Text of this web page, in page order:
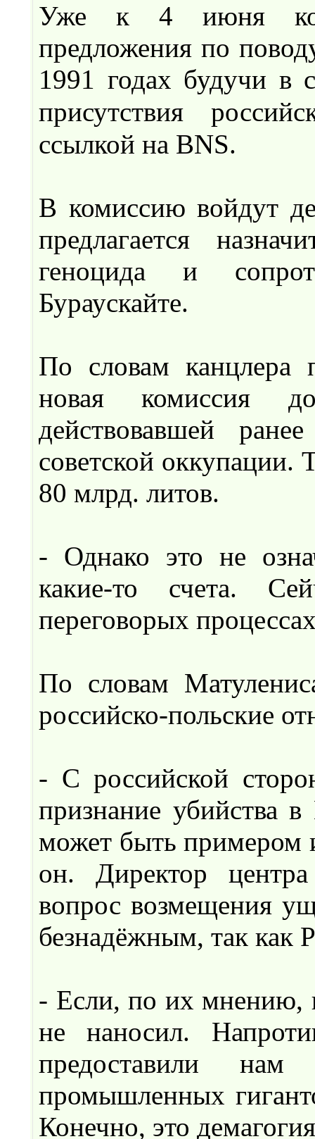
Уже к 4 июня
предложения по
1991 годах будучи в
присутствия
ссылкой на BNS.
В комиссию войдут
предлагается
геноцида и
Бураускайте.
По словам канцлера
новая комиссия
действовавшей
советской оккупации.
80 млрд. литов.
- Однако это не
какие-то счета.
переговорых
По словам
российско-польские
- С российской
признание убийства
может быть примером
он. Директор центра
вопрос возмещения
безнадёжным, так как
- Если, по их мнению,
не наносил.
предоставили
промышленных
Конечно, это